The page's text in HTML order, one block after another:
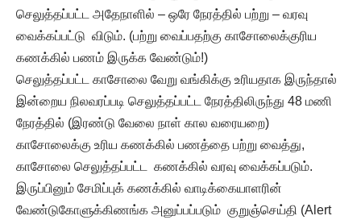
செலுத்தப்பட்ட அதேநாளில் – ஒரே நேரத்தில் பற்று – வரவு
வைக்கப்பட்டு விடும். (பற்று வைப்பதற்கு காசோலைக்குரிய
கணக்கில் பணம் இருக்க வேண்டும்!)
செலுத்தப்பட்ட காசோலை வேறு வங்கிக்கு உரியதாக இருந்தால்
இன்றைய நிலவரப்படி செலுத்தப்பட்ட நேரத்திலிருந்து 48 மணி
நேரத்தில் (இரண்டு வேலை நாள் கால வரையறை)
காசோலைக்கு உரிய கணக்கில் பணத்தை பற்று வைத்து,
காசோலை செலுத்தப்பட்ட கணக்கில் வரவு வைக்கப்படும்.
இருப்பினும் சேமிப்புக் கணக்கில் வாடிக்கையாளரின்
வேண்டுகோளுக்கிணங்க அனுப்பப்படும் குறுஞ்செய்தி (Alert